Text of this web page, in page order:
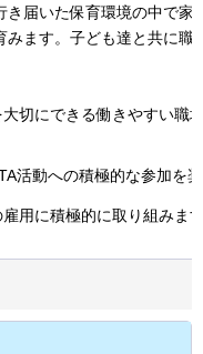
き届いた保育環境の中で家
ます。子ども達と共に職
切にできる働きやすい職
活動への積極的な参加を
用に積極的に取り組みま